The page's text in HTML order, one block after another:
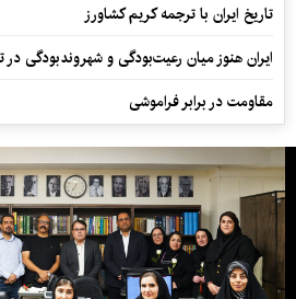
تاریخ ایران با ترجمه کریم کشاورز
ایران هنوز میان رعیت‌بودگی و شهروندبودگی
مقاومت در برابر فراموشی